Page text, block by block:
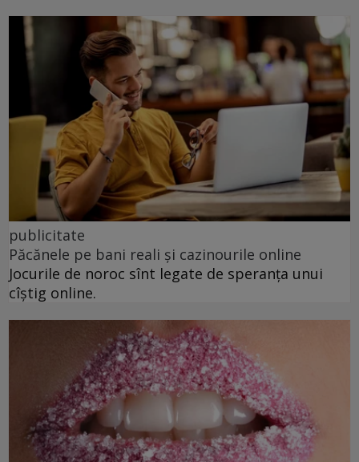
publicitate
Păcănele pe bani reali și cazinourile online
Jocurile de noroc sînt legate de speranța unui
cîștig online.